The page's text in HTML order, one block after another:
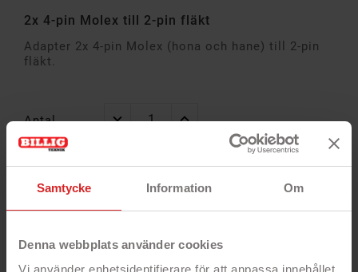
Samtycke Information Om
Denna webbplats använder cookies
Vi använder enhetsidentifierare för att anpassa innehållet
2x 4-pin Molex till 2-pin fläkt
Adapter 2x 4-pin Molex (hona och hane) till 2-pin
fläkt.
Antal
Alltid
Snabb
14 dagar öppet